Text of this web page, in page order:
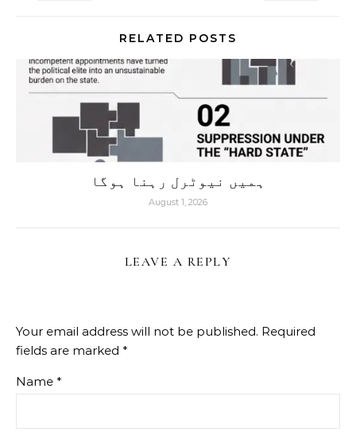
RELATED POSTS
ہمیں نیوٹرل رہنا ہوگا
August 1, 2026
LEAVE A REPLY
Your email address will not be published. Required
fields are marked *
Name *